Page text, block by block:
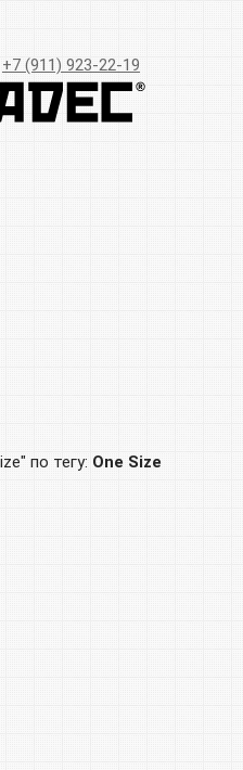
+7 (911) 923-22-19
по тегу: One Size